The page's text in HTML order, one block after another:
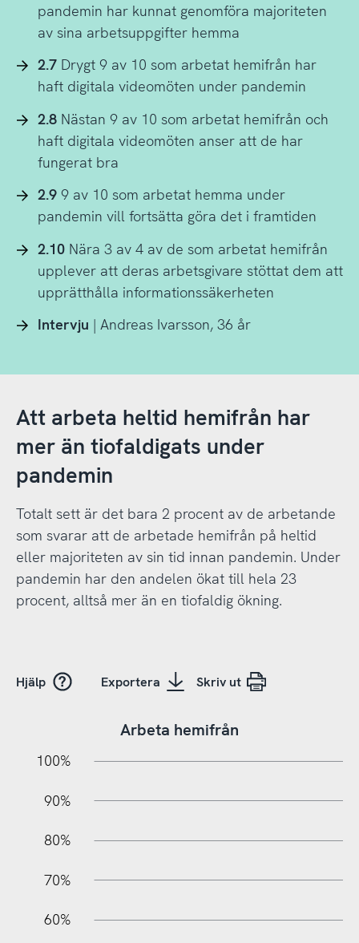
pandemin har kunnat genomföra majoriteten
av sina arbetsuppgifter hemma
2.7Drygt 9 av 10 som arbetat hemifrån har
haft digitala videomöten under pandemin
2.8Nästan 9 av 10 som arbetat hemifrån och
haft digitala videomöten anser att de har
fungerat bra
2.99 av 10 som arbetat hemma under
pandemin vill fortsätta göra det i framtiden
2.10Nära 3 av 4 av de som arbetat hemifrån
upplever att deras arbetsgivare stöttat dem att
upprätthålla informationssäkerheten
Intervju | Andreas Ivarsson, 36 år
Att arbeta heltid hemifrån har
mer än tiofaldigats under
pandemin
Totalt sett är det bara 2 procent av de arbetande
som svarar att de arbetade hemifrån på heltid
eller majoriteten av sin tid innan pandemin. Under
pandemin har den andelen ökat till hela 23
procent, alltså mer än en tiofaldig ökning.
Hjälp Exportera Skriv ut
Arbeta hemifrån
100%
90%
80%
70%
60%